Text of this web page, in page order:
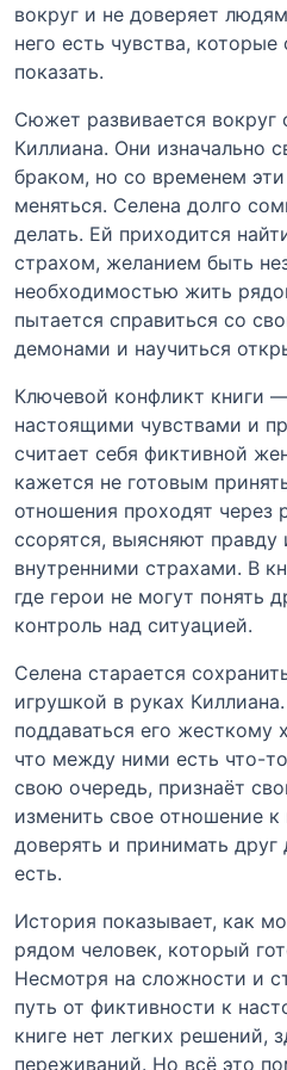
вокруг и не доверяет
него есть чувства,
показать.
Сюжет развивается
Киллиана. Они изначально
браком, но со временем
меняться. Селена долго
делать. Ей приходится
страхом, желанием быть
необходимостью жить
пытается справиться со
демонами и научиться
Ключевой конфликт книги
настоящими чувствами и
считает себя фиктивной
кажется не готовым
отношения проходят через
ссорятся, выясняют правду
внутренними страхами. В
где герои не могут понять
контроль над ситуацией.
Селена старается
игрушкой в руках
поддаваться его жесткому
что между ними есть что-
свою очередь, признаёт
изменить свое отношение к
доверять и принимать друг
есть.
История показывает, как
рядом человек, который
Несмотря на сложности и
путь от фиктивности к
книге нет легких решений,
переживаний. Но всё это